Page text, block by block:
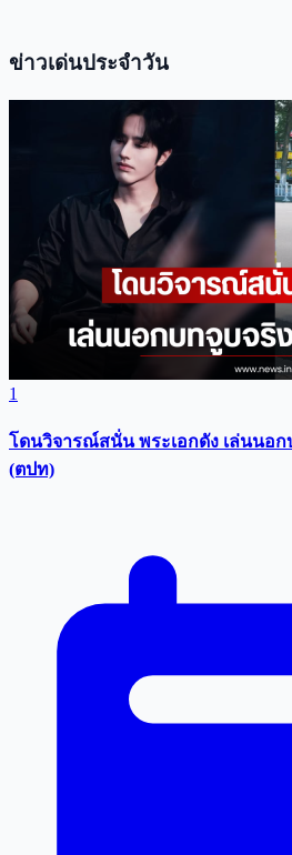
ข่าวเด่นประจำวัน
1
โดนวิจารณ์สนั่น พระเอกดัง เล่นนอ
(ตปท)